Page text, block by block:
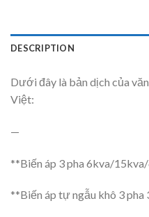
DESCRIPTION
Dưới đây là bản dịch của
Việt:
—
**Biến áp 3 pha 6kva/
**Biến áp tự ngẫu khô 3 pha